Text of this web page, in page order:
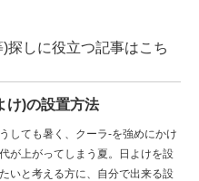
探しに役立つ記事はこち
け)の設置方法
しても暑く、クーラ-を強めにかけ
が上がってしまう夏。日よけを設
いと考える方に、自分で出来る設